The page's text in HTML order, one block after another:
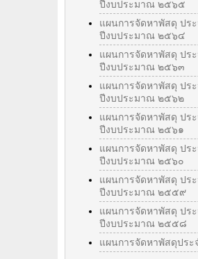
ปีงบประมาณ ๒๕๖๕
แผนการจัดหาพัสดุ ประ
ปีงบประมาณ ๒๕๖๔
แผนการจัดหาพัสดุ ประ
ปีงบประมาณ ๒๕๖๓
แผนการจัดหาพัสดุ ประ
ปีงบประมาณ ๒๕๖๒
แผนการจัดหาพัสดุ ประ
ปีงบประมาณ ๒๕๖๑
แผนการจัดหาพัสดุ ประ
ปีงบประมาณ ๒๕๖๐
แผนการจัดหาพัสดุ ประ
ปีงบประมาณ ๒๕๕๙
แผนการจัดหาพัสดุ ประ
ปีงบประมาณ ๒๕๕๘
แผนการจัดหาพัสดุประ